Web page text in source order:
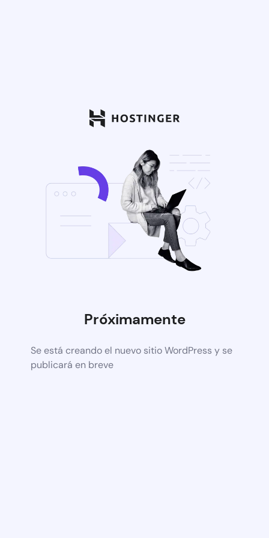
Próximamente
Se está creando el nuevo sitio WordPress y se
publicará en breve